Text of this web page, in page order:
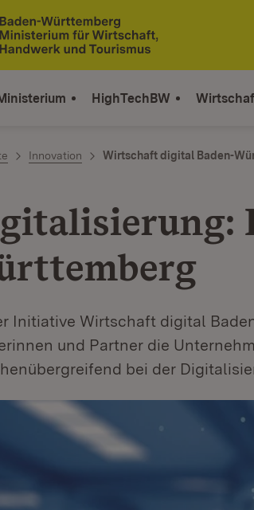
Startseite
HighTechBW
Innovation Wirtschaft digital Baden-
Initiative Wirtschaft digital
und Partner die
bei der